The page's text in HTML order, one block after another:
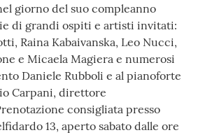
giorno del suo compleanno
di grandi ospiti e artisti invitati:
Raina Kabaivanska, Leo Nucci,
e Micaela Magiera e numerosi
Daniele Rubboli e al pianoforte
Carpani, direttore
consigliata presso
13, aperto sabato dalle ore